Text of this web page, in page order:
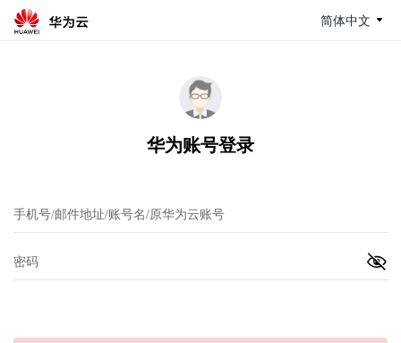
简体中文
华为账号登录